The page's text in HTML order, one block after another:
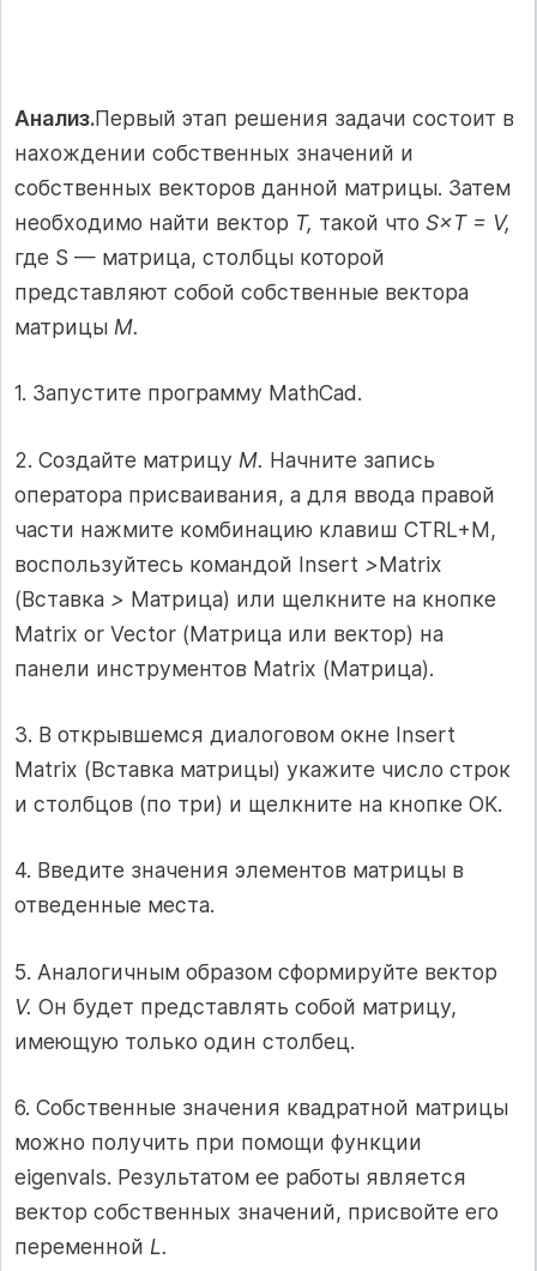
Анализ.Первый этап решения задачи состоит в
нахождении собственных значений и
собственных векторов данной матрицы. Затем
необходимо найти вектор Т, такой что S×T = V,
где S — матрица, столбцы которой
представляют собой собственные вектора
матрицы М.
1. Запустите программу MathCad.
2. Создайте матрицу М. Начните запись
оператора присваивания, а для ввода правой
части нажмите комбинацию клавиш CTRL+M,
воспользуйтесь командой Insert >Matrix
(Вставка > Матрица) или щелкните на кнопке
Matrix or Vector (Матрица или вектор) на
панели инструментов Matrix (Матрица).
3. В открывшемся диалоговом окне Insert
Matrix (Вставка матрицы) укажите число строк
и столбцов (по три) и щелкните на кнопке ОК.
4. Введите значения элементов матрицы в
отведенные места.
5. Аналогичным образом сформируйте вектор
V. Он будет представлять собой матрицу,
имеющую только один столбец.
6. Собственные значения квадратной матрицы
можно получить при помощи функции
eigenvals. Результатом ее работы является
вектор собственных значений, присвойте его
переменной L.